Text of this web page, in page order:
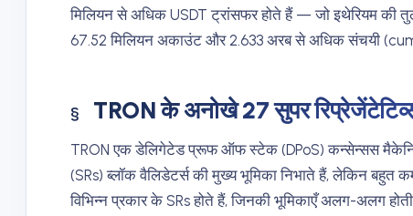
मिलियन से अधिक USDT ट्रांसफर होते हैं — जो इथेरियम
67.52 मिलियन अकाउंट और 2.633 अरब से अधिक संचयी
TRON के अनोखे 27 सुपर
TRON एक डेलिगेटेड प्रूफ ऑफ स्टेक (DPoS) कन्सेन्सस
(SRs) ब्लॉक वैलिडेटर्स की मुख्य भूमिका निभाते हैं, लेकिन बहुत
विभिन्न प्रकार के SRs होते हैं, जिनकी भूमिकाएँ अलग-अलग